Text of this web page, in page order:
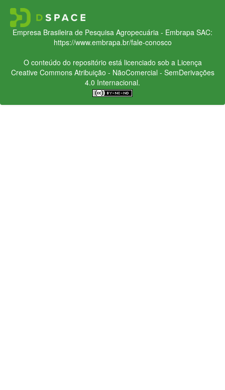
Empresa Brasileira de Pesquisa Agropecuária - Embrapa SAC:
https://www.embrapa.br/fale-conosco
O conteúdo do repositório está licenciado sob a Licença
Creative CommonsAtribuição - NãoComercial - SemDerivações
4.0 Internacional.